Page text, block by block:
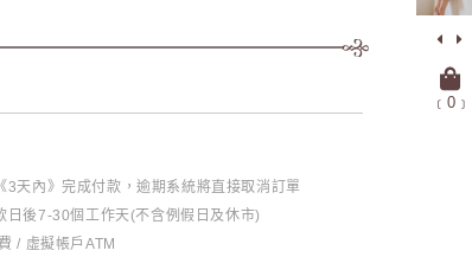
﹝ 0﹞
天內》完成付款，逾期系統將直接取消訂單
日後7-30個工作天(不含例假日及休市)
/ 虛擬帳戶ATM